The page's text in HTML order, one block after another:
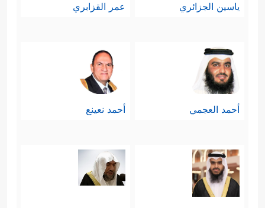
ياسين الجزائري عمر القزابري
أحمد العجمي أحمد نعينع